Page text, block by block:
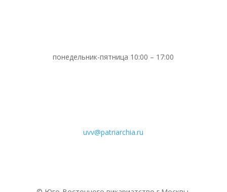
понедельник-пятница 10:00 – 17:00
uvv@patriarchia.ru